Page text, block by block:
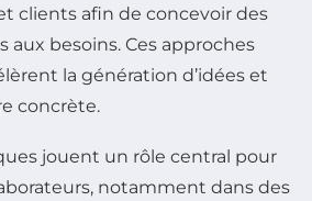
clients afin de concevoir des
aux besoins. Ces approches
la génération d’idées et
concrète.
jouent un rôle central pour
notamment dans des